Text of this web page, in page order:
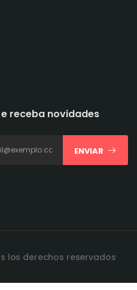
receba novidades
ENVIAR
los derechos reservados